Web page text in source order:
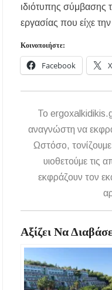
ιδιότυπης σύμβασης
εργασίας που είχε
Κοινοποιήστε:
Facebook X
To
αναγνώστη να
Ωστόσο, τονίζουμε
υιοθετούμε τις
εκφράζουν τον
Αξίζει Να